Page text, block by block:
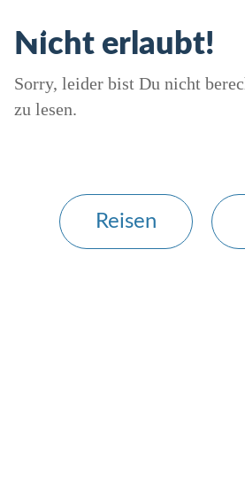
Nicht erlaubt!
Sorry, leider bist Du nicht
zu lesen.
Reisen